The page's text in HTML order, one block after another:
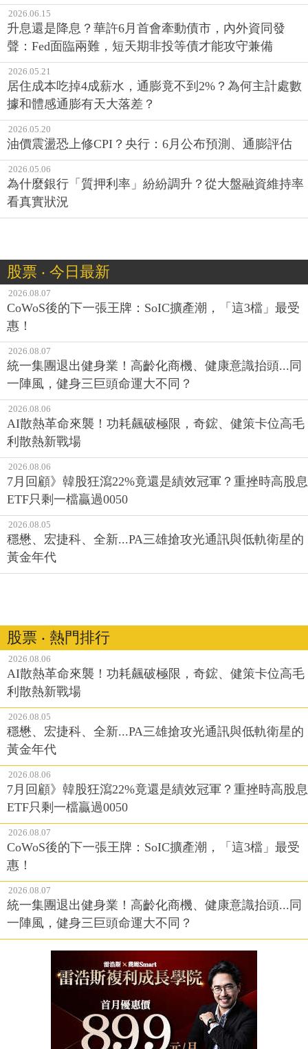
2026.06.15
升息還是降息？華許6月首會牽動債市，內外資同發
聲：Fed面臨兩難，短天期非投等債才能攻守兼備
2026.05.21
居住成本吃掉4成薪水，通膨竟不到2%？為何主計處數
據和體感通膨有天大落差？
2026.05.20
油價震盪恐上修CPI？央行：6月公布預測、通膨評估
2026.05.06
為什麼銀行「質押利率」紛紛調升？從大盤融資維持率
看真實狀況
股票 ‧ 今日最新
2026.08.07
CoWoS後的下一張王牌：SoIC擴產潮，「這3檔」最受
惠！
2026.08.07
統一集團退出健身業！高齡化商機、健康意識抬頭...同
一陣風，健身三巨頭命運大不同？
2026.08.06
AI散熱革命來襲！功耗飆破極限，奇鋐、健策卡位高毛
利散熱新戰場
2026.08.06
7月回顧》韓股狂瀉22%竟還是績效冠軍？重挫時高股息
ETF只剩一檔贏過0050
2026.08.05
穩懋、宏捷科、全新...PA三雄搶攻光通訊與低軌衛星的
黃金年代
股票 ‧ 熱門排行
2026.08.06
AI散熱革命來襲！功耗飆破極限，奇鋐、健策卡位高毛
利散熱新戰場
2026.08.05
穩懋、宏捷科、全新...PA三雄搶攻光通訊與低軌衛星的
黃金年代
2026.08.06
7月回顧》韓股狂瀉22%竟還是績效冠軍？重挫時高股息
ETF只剩一檔贏過0050
2026.08.07
CoWoS後的下一張王牌：SoIC擴產潮，「這3檔」最受
惠！
2026.08.07
統一集團退出健身業！高齡化商機、健康意識抬頭...同
一陣風，健身三巨頭命運大不同？